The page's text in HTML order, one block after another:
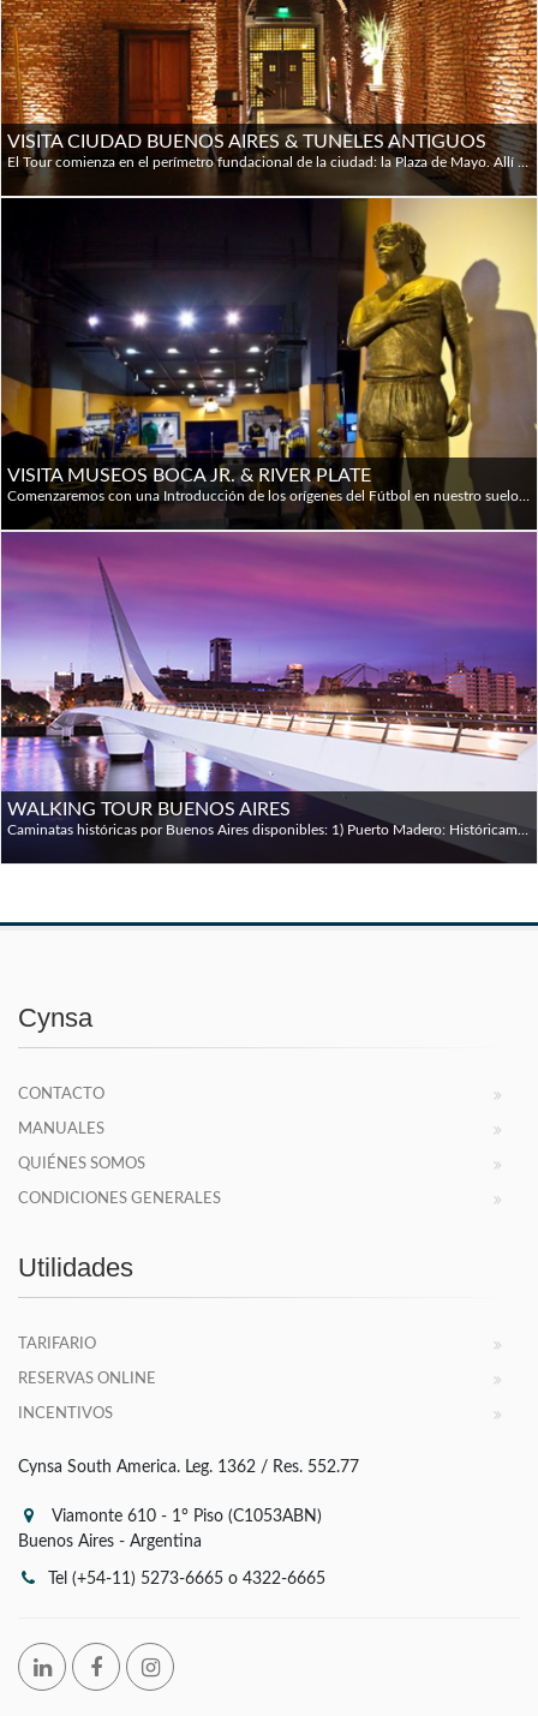
VISITA CIUDAD BUENOS AIRES & TUNELES ANTIGUOS
El Tour comienza en el perímetro fundacional de la ciudad: la Plaza de Mayo. Allí visitaremos la Casa Rosada, el Cabildo y la Catedral Metropolitana. Luego, nos trasladaremos a San Telmo, un antiguo barrio de calles empedradas dueño de una palpitante atmósfera bohemia y de un asombroso secreto: los misteriosos túneles subterráneos. Allí recorreremos el sistema de túneles y los diferentes objetos encontrados bajo tierra serán los encargados de contarnos la fascinante historia de la ciudad. La próxima parada es el pintoresco barrio de La Boca, donde pasearemos por la célebre Calle Caminito, uno de los íconos porteños más representativos. Disfrutaremos del barrio de Puerto Madero, poblado de sofisticados edificios, lujosos hoteles y exclusivos restaurantes. Luego de visitar la espléndida Plaza San Martín, recorreremos el barrio de La Recoleta. City Tour: PRIVADO - Visita al Zanjón de Granados (túneles): REGULAR
VISITA MUSEOS BOCA JR. & RIVER PLATE
WALKING TOUR BUENOS AIRES
Cynsa
CONTACTO
MANUALES
QUIÉNES SOMOS
CONDICIONES GENERALES
Utilidades
TARIFARIO
RESERVAS ONLINE
INCENTIVOS
Cynsa South America. Leg. 1362 / Res. 552.77
Viamonte 610 - 1° Piso (C1053ABN)
Buenos Aires - Argentina
Tel (+54-11) 5273-6665 o 4322-6665